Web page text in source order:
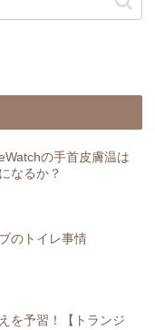
の手首皮膚温は
なるか？
のトイレ事情
を予習！【トランジ